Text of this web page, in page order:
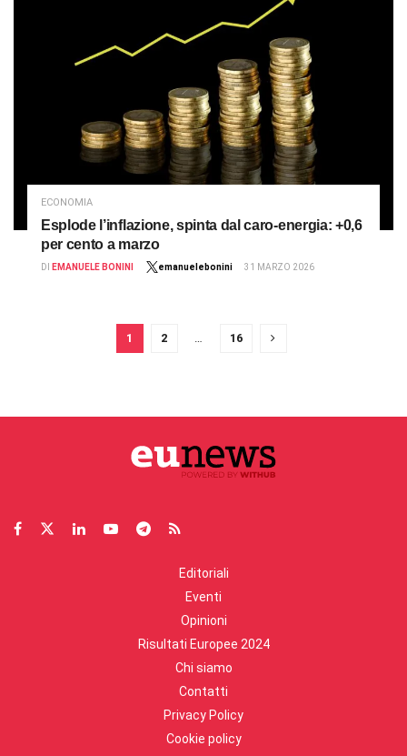
ECONOMIA
Esplode l’inflazione, spinta dal caro-energia: +0,6
per cento a marzo
DI EMANUELE BONINI emanuelebonini 31 MARZO 2026
1 2 … 16
Editoriali
Eventi
Opinioni
Risultati Europee 2024
Chi siamo
Contatti
Privacy Policy
Cookie policy